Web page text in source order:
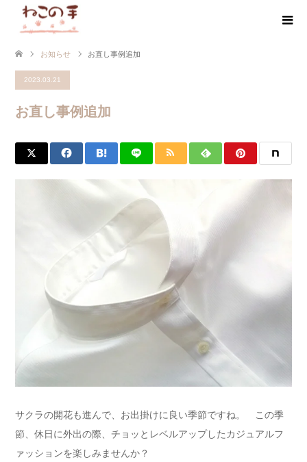
お知らせ お直し事例追加
2023.03.21
お直し事例追加
サクラの開花も進んで、お出掛けに良い季節ですね。 この季
節、休日に外出の際、チョッとレベルアップしたカジュアルフ
ァッションを楽しみませんか？